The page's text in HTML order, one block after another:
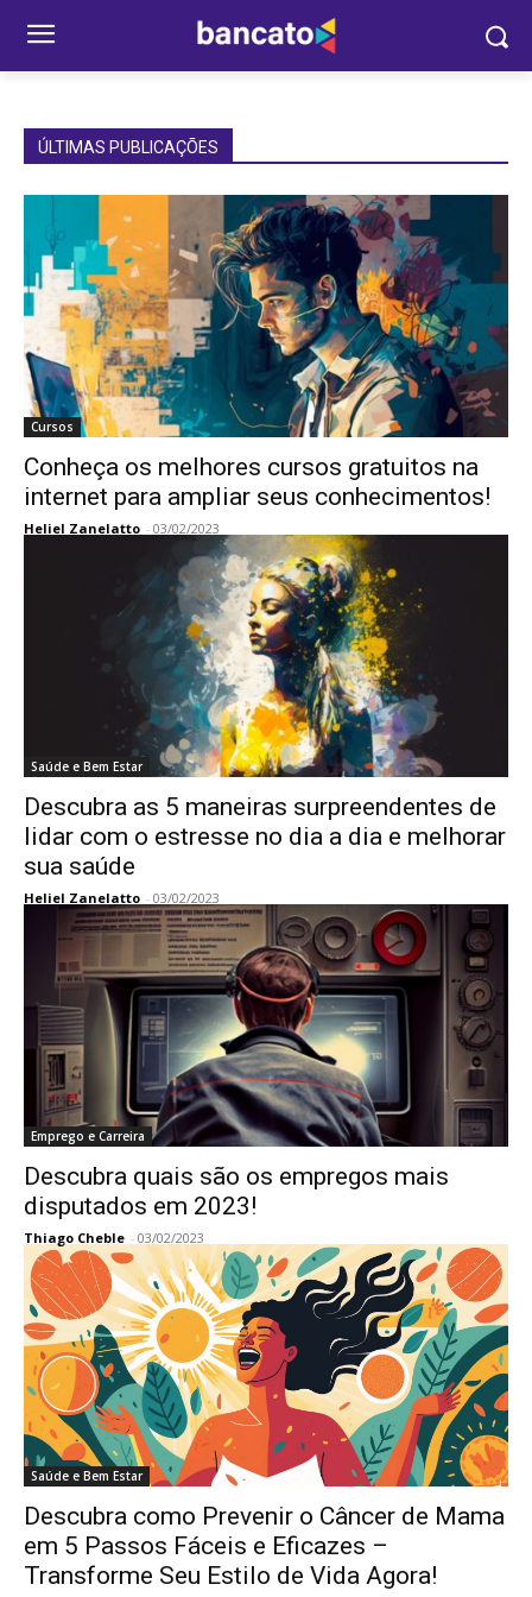
ÚLTIMAS PUBLICAÇÕES
Cursos
Conheça os melhores cursos gratuitos na
internet para ampliar seus conhecimentos!
Heliel Zanelatto - 03/02/2023
Saúde e Bem Estar
Descubra as 5 maneiras surpreendentes de
lidar com o estresse no dia a dia e melhorar
sua saúde
Heliel Zanelatto - 03/02/2023
Emprego e Carreira
Descubra quais são os empregos mais
disputados em 2023!
Thiago Cheble - 03/02/2023
Saúde e Bem Estar
Descubra como Prevenir o Câncer de Mama
em 5 Passos Fáceis e Eficazes –
Transforme Seu Estilo de Vida Agora!